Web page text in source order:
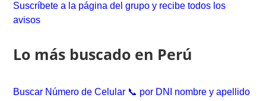
Suscríbete a la página del grupo y recibe todos los
avisos
Lo más buscado en Perú
Buscar Número de Celular 📞 por DNI nombre y apellido